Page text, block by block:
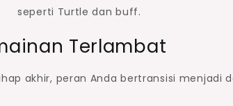
seperti Turtle dan buff.
Terlambat
akhir, peran Anda bertransisi menjadi